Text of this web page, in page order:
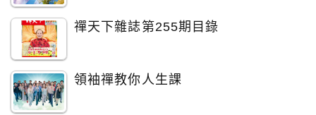
禪天下雜誌第255期目錄
領袖禪教你人生課